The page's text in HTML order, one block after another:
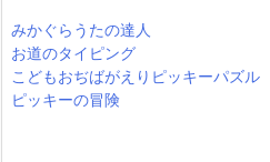
みかぐらうたの達人
お道のタイピング
こどもおぢばがえりピッキーパズル
ピッキーの冒険